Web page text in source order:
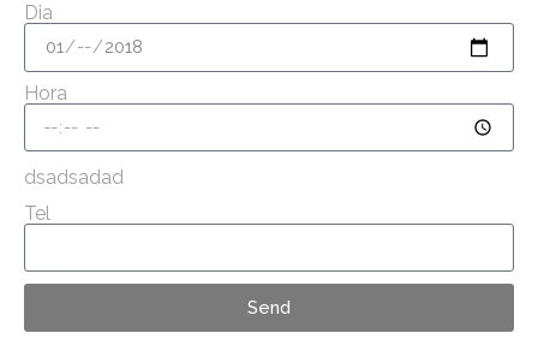
Dia
Hora
dsadsadad
Tel
Send